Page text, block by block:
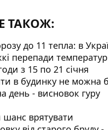
ТАКОЖ:
до 11 тепла: в
перепади
з 15 по 21 січня
в будинку не можна
день - висновок гуру
шанс врятувати